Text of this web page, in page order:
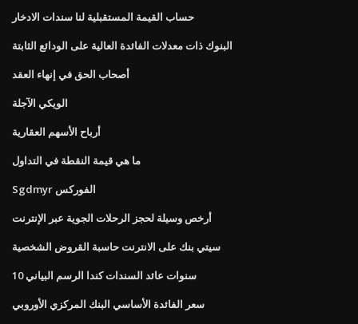
حساب القيمة المستقبلية لنا سندات الادخار
البنوك ذات معدلات الفائدة العالية على الودائع الثابتة
أصحاب الحق في إنهاء العقد
الويكي الآجلة
أرباح الأسهم العقارية
ما هي قيمة النقطة في التداول
Sgdmyr الفوركس
أرخص وسيلة لحجز الرحلات الجوية عبر الإنترنت
سيتي بنك على الانترنت حاسبة القروض الشخصية
10 سنوات عائد السندات كندا الرسم البياني
سعر الفائدة الأساسي البنك المركزي الأوروبي